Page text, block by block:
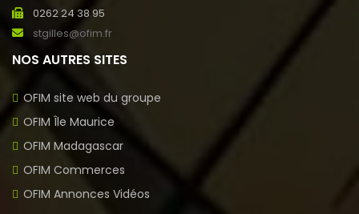
0262 24 38 95
stgilles@ofim.fr
NOS AUTRES SITES
OFIM site web du groupe
OFIM Île Maurice
OFIM Madagascar
OFIM Commerces
OFIM Annonces Vidéos